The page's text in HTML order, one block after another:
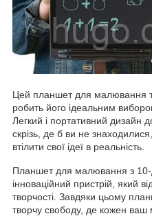
Планшет для малювання з
інноваційний пристрій, який
творчості. Завдяки цьому
творчу свободу, де кожен
Цей планшет для малювання
робить його ідеальним
Легкий і портативний дизайн
скрізь, де б ви не
втілити свої ідеї в реальність.